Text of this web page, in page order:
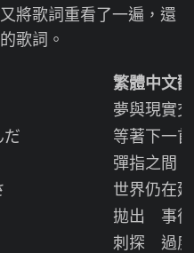
將歌詞重看了一遍，還
歌詞。
繁體中文
夢與現實
だ
等著下一
彈指之間
世界仍在
拋出 事後
刺探 過度